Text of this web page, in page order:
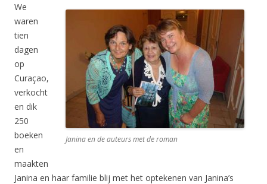
Janina en de auteurs met de roman
We
waren
tien
dagen
op
Curaçao,
verkocht
en dik
250
boeken
en
maakten
Janina en haar familie blij met het optekenen van Janina’s